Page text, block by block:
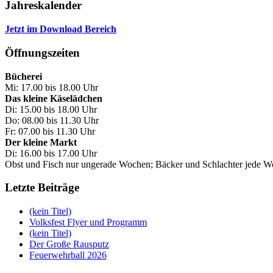
Jahreskalender
Jetzt im Download Bereich
Öffnungszeiten
Bücherei
Mi: 17.00 bis 18.00 Uhr
Das kleine Käselädchen
Di: 15.00 bis 18.00 Uhr
Do: 08.00 bis 11.30 Uhr
Fr: 07.00 bis 11.30 Uhr
Der kleine Markt
Di: 16.00 bis 17.00 Uhr
Obst und Fisch nur ungerade Wochen; Bäcker und Schlachter jede
Letzte Beiträge
(kein Titel)
Volksfest Flyer und Programm
(kein Titel)
Der Große Rausputz
Feuerwehrball 2026